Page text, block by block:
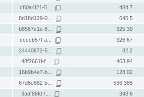
c80a4f21-5... 484.7
8d18d129-0... 645.5
b8567c1e-8... 325.39
ccccb57f-a... 326.67
24440872-5... 82.2
48f2661f-f... 463.94
16b9b4e7-b... 128.02
67d6e882-b... 536.385
3adf88fd-f... 343.6